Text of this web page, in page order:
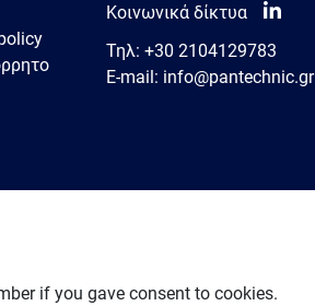
Κοινωνικά δίκτυα
Τηλ: +30 2104129783
E-mail: info@pantechnic.gr
if you gave consent to cookies.